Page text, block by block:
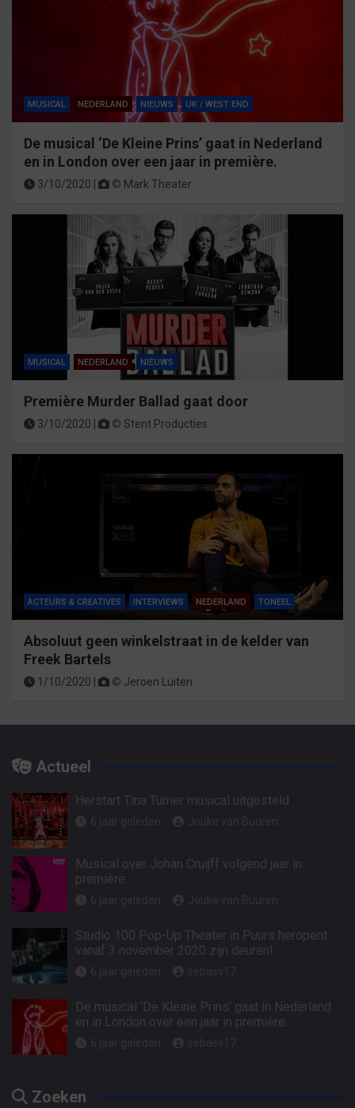
MUSICAL NEDERLAND NIEUWS UK / WEST END
De musical ‘De Kleine Prins’ gaat in Nederland
en in London over een jaar in première.
3/10/2020 | © Mark Theater
MUSICAL NEDERLAND NIEUWS
Première Murder Ballad gaat door
3/10/2020 | © Stent Producties
ACTEURS & CREATIVES INTERVIEWS NEDERLAND TONEEL
Absoluut geen winkelstraat in de kelder van
Freek Bartels
1/10/2020 | © Jeroen Luiten
Actueel
Herstart Tina Turner musical uitgesteld
Musical over Johan Cruijff volgend jaar in
première
Studio 100 Pop-Up Theater in Puurs heropent
vanaf 3 november 2020 zijn deuren!
De musical ‘De Kleine Prins’ gaat in Nederland
en in London over een jaar in première.
Zoeken